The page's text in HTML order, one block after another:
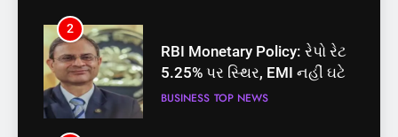
3
અયોધ્યા રામ મંદિર આરતી પાસ
મેળવવું બન્યું સરળ: શરૂ થઈ
તત્કાલ સુવિધા, જાણો સંપૂર્ણ
INDIA TOP NEWS
2
RBI Monetary Policy: રેપો રેટ
5.25% પર સ્થિર, EMI નહીં ઘટે
BUSINESS TOP NEWS